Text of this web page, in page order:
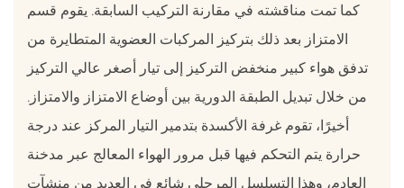
كما تمت مناقشته في مقارنة التركيب السابقة. يقوم قسم
الامتزاز بعد ذلك بتركيز المركبات العضوية المتطايرة من
تدفق هواء كبير منخفض التركيز إلى تيار أصغر عالي التركيز
من خلال تبديل الطبقة الدورية بين أوضاع الامتزاز والامتزاز.
أخيرًا، تقوم غرفة الأكسدة بتدمير التيار المركز عند درجة
حرارة يتم التحكم فيها قبل مرور الهواء المعالج عبر مدخنة
العادم، وهذا التسلسل المرحلي شائع في العديد من منشآت